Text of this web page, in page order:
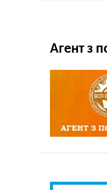
Агент з